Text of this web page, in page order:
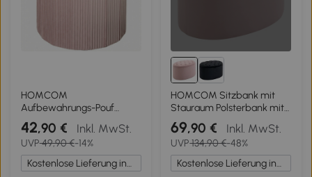
HOMCOM
Aufbewahrungs-Pouf
Aufbewahrungsbank
Faltbar 35 L 38x38x38 cm
Mit Samt bezogen Runde
Aufbewahrungsbox Rosa
42,90 € Inkl. MwSt.
UVP49,90 €-14%
Kostenlose Lieferung innerhalb Deutschlands
HOMCOM Sitzbank mit
Stauraum Polsterbank mit
Samtoptik, Sitztruhe Ovale
Form, Truhenbank für
Wohnzimmer
Schlafzimmer Flur 71 x 52 x
42 cm, Rosa
69,90 € Inkl. MwSt.
UVP134,90 €-48%
Kostenlose Lieferung innerhalb Deutschlands